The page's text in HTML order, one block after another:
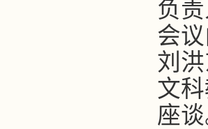
负
会
刘
文
座